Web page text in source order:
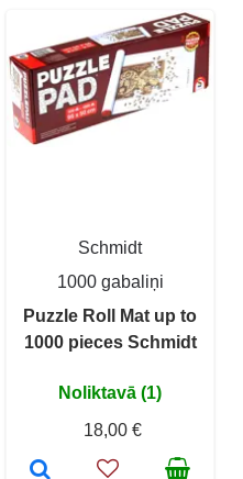
Schmidt
1000 gabaliņi
Puzzle Roll Mat up to
1000 pieces Schmidt
Noliktavā (1)
18,00 €